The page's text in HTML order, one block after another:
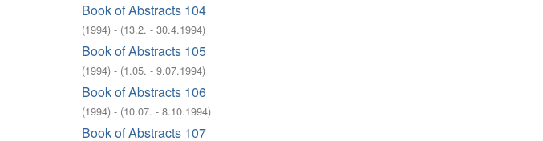
Book of Abstracts 104
(1994) - (13.2. - 30.4.1994)
Book of Abstracts 105
(1994) - (1.05. - 9.07.1994)
Book of Abstracts 106
(1994) - (10.07. - 8.10.1994)
Book of Abstracts 107